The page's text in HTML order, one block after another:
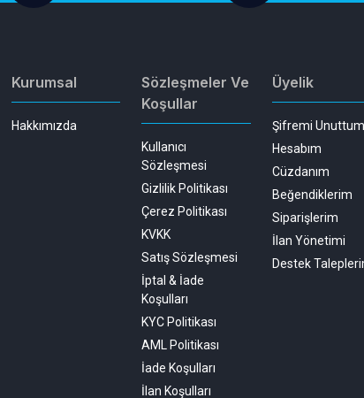
Kurumsal
Hakkımızda
Sözleşmeler Ve
Koşullar
Kullanıcı
Sözleşmesi
Gizlilik Politikası
Çerez Politikası
KVKK
Satış Sözleşmesi
İptal & İade
Koşulları
KYC Politikası
AML Politikası
İade Koşulları
İlan Koşulları
Üyelik
Şifremi Unuttum
Hesabım
Cüzdanım
Beğendiklerim
Siparişlerim
İlan Yönetimi
Destek